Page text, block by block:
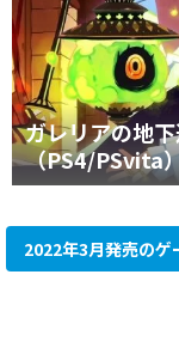
ガレリアの地
（PS4/PSvita
2022年3月発売のゲ